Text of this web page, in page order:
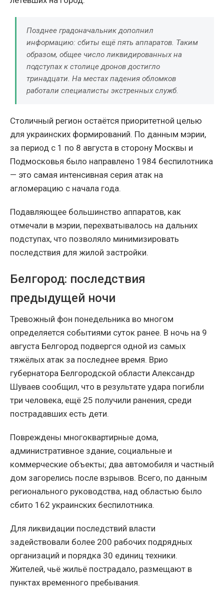
Позднее градоначальник дополнил
информацию: сбиты ещё пять аппаратов. Таким
образом, общее число ликвидированных на
подступах к столице дронов достигло
тринадцати. На местах падения обломков
работали специалисты экстренных служб.
Столичный регион остаётся приоритетной целью
для украинских формирований. По данным мэрии,
за период с 1 по 8 августа в сторону Москвы и
Подмосковья было направлено 1984 беспилотника
— это самая интенсивная серия атак на
агломерацию с начала года.
Подавляющее большинство аппаратов, как
отмечали в мэрии, перехватывалось на дальних
подступах, что позволяло минимизировать
последствия для жилой застройки.
Белгород: последствия
предыдущей ночи
Тревожный фон понедельника во многом
определяется событиями суток ранее. В ночь на 9
августа Белгород подвергся одной из самых
тяжёлых атак за последнее время. Врио
губернатора Белгородской области Александр
Шуваев сообщил, что в результате удара погибли
три человека, ещё 25 получили ранения, среди
пострадавших есть дети.
Повреждены многоквартирные дома,
административное здание, социальные и
коммерческие объекты; два автомобиля и частный
дом загорелись после взрывов. Всего, по данным
регионального руководства, над областью было
сбито 162 украинских беспилотника.
Для ликвидации последствий власти
задействовали более 200 рабочих подрядных
организаций и порядка 30 единиц техники.
Жителей, чьё жильё пострадало, размещают в
пунктах временного пребывания.